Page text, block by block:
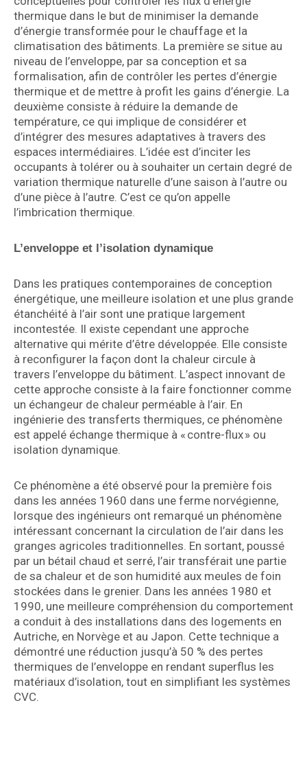
thermique dans le but de minimiser la demande
d’énergie transformée pour le chauffage et la
climatisation des bâtiments. La première se situe au
niveau de l’enveloppe, par sa conception et sa
formalisation, afin de contrôler les pertes d’énergie
thermique et de mettre à profit les gains d’énergie. La
deuxième consiste à réduire la demande de
température, ce qui implique de considérer et
d’intégrer des mesures adaptatives à travers des
espaces intermédiaires. L’idée est d’inciter les
occupants à tolérer ou à souhaiter un certain degré de
variation thermique naturelle d’une saison à l’autre ou
d’une pièce à l’autre. C’est ce qu’on appelle
l’imbrication thermique.
L’enveloppe et l’isolation dynamique
Dans les pratiques contemporaines de conception
énergétique, une meilleure isolation et une plus grande
étanchéité à l’air sont une pratique largement
incontestée. Il existe cependant une approche
alternative qui mérite d’être développée. Elle consiste
à reconfigurer la façon dont la chaleur circule à
travers l’enveloppe du bâtiment. L’aspect innovant de
cette approche consiste à la faire fonctionner comme
un échangeur de chaleur perméable à l’air. En
ingénierie des transferts thermiques, ce phénomène
est appelé échange thermique à « contre-flux » ou
isolation dynamique.
Ce phénomène a été observé pour la première fois
dans les années 1960 dans une ferme norvégienne,
lorsque des ingénieurs ont remarqué un phénomène
intéressant concernant la circulation de l’air dans les
granges agricoles traditionnelles. En sortant, poussé
par un bétail chaud et serré, l’air transférait une partie
de sa chaleur et de son humidité aux meules de foin
stockées dans le grenier. Dans les années 1980 et
1990, une meilleure compréhension du comportement
a conduit à des installations dans des logements en
Autriche, en Norvège et au Japon. Cette technique a
démontré une réduction jusqu’à 50 % des pertes
thermiques de l’enveloppe en rendant superflus les
matériaux d’isolation, tout en simplifiant les systèmes
CVC.